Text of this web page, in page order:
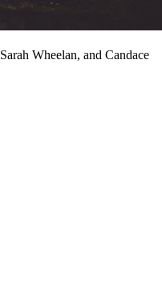
Sarah Wheelan, and Candace